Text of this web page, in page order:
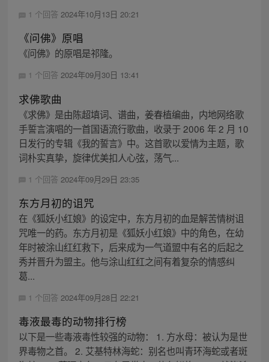
1 个回答 2024年10月13日 20:21
《问佛》原唱
《问佛》的原唱是祁隆。
1 个回答 2024年09月30日 13:41
求佛歌曲
《求佛》是由陈超填词、谱曲，姜春植编曲，内地网络歌
手誓言演唱的一首国语流行歌曲，收录于 2006 年 2 月 10
日发行的专辑《我的誓言》中。这首歌以爱情为主题，歌
词朴实真挚，旋律优美扣人心弦，荡气...
1 个回答 2024年09月29日 23:35
东方月初的诅咒
在《狐妖小红娘》的设定中，东方月初的血是解苦情树诅
咒唯一的药。东方月初是《狐妖小红娘》中的角色，在幼
年时被涂山红红救下，后来成为一气道盟中有名的后起之
秀并晋升为盟主。他与涂山红红之间有着复杂的情感纠
葛...
1 个回答 2024年09月28日 22:21
毒液最毒的动物排行榜
以下是一些毒液毒性较强的动物： 1. 方水母：被认为是世
界毒物之首。 2. 艾基特林海蛇：别名也叫青环海蛇或者斑